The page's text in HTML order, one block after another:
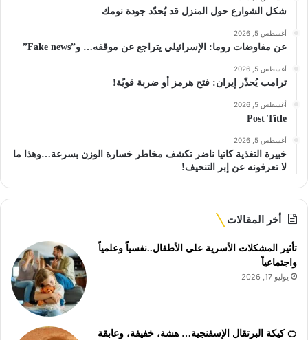
شكل الشوارع حول المنزل قد يُحدّد جودة نومك
أغسطس 5, 2026
عن مفاوضات روما: الإسرائيلي يتراجع عن موقفه… و”Fake news”
أغسطس 5, 2026
ترامب يُحذّر إيران: فتح هرمز أو ضربة قويّة!
أغسطس 5, 2026
Post Title
أغسطس 5, 2026
خبيرة التغذية كاتيا ناضر تكشف مخاطر خسارة الوزن بسرعة…وهذا ما
لا تعرفونه عن إبر التنحيف!
أخر المقالات
تأثير المشكلات الأسرية على الأطفال..نفسياً وعلمياً
واجتماعياً
يوليو 17, 2026
🍊 كيكة البرتقال الإسفنجية… هشة، خفيفة، وعابقة